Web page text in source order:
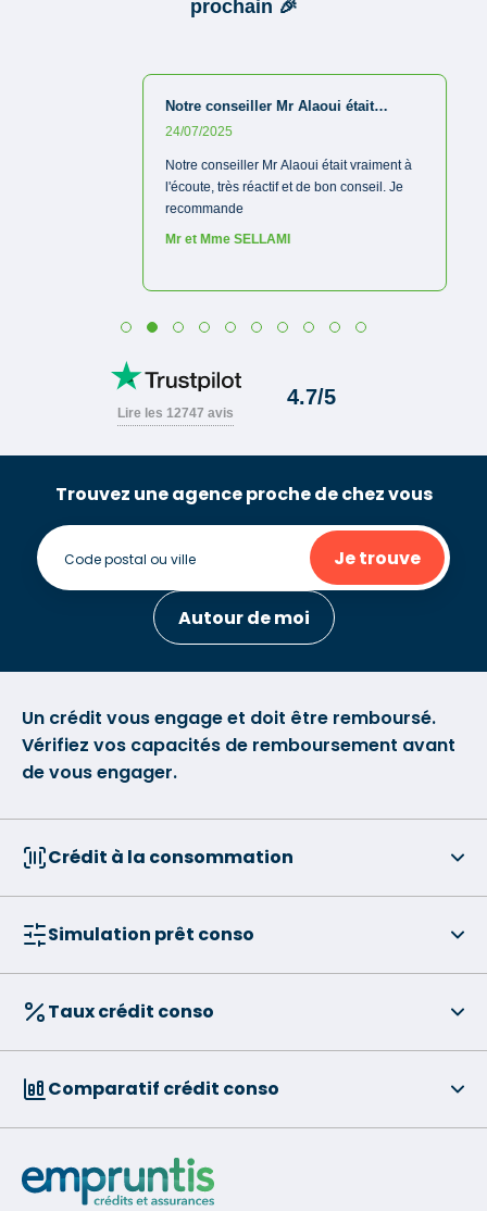
Trouvez une agence proche de chez vous
Je trouve
Autour de moi
Un crédit vous engage et doit être remboursé.
Vérifiez vos capacités de remboursement avant
de vous engager.
Crédit à la consommation
Simulation prêt conso
Taux crédit conso
Comparatif crédit conso